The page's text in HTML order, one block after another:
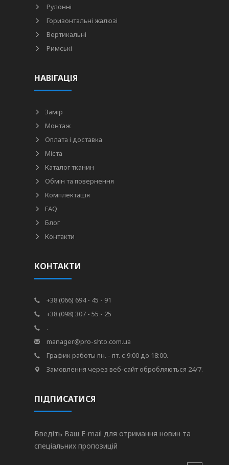
Рулонні
Горизонтальні жалюзі
Вертикальні
Римські
НАВІГАЦІЯ
Замір
Монтаж
Оплата і доставка
Міста
Каталог тканин
Обмін та повернення
Комплектація
FAQ
Блог
Контакти
КОНТАКТИ
+38 (066) 694 - 45 - 91
+38 (098) 307 - 55 - 25
.
manager@pro-shto.com.ua
График работы пн. - пт. с 9:00 до 18:00.
Замовлення через веб-сайт обробляються 24/7.
ПІДПИСАТИСЯ
Введіть Ваш E-mail для отримання новин та
спеціальних пропозицій